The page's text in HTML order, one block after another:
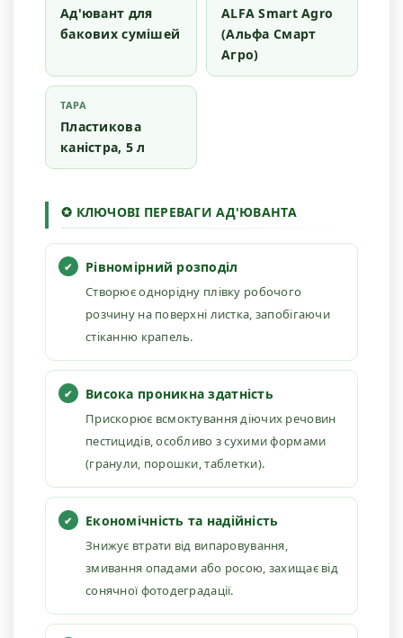
Ад'ювант для
бакових сумішей
ALFA Smart Agro
(Альфа Смарт
Агро)
ТАРА
Пластикова
каністра, 5 л
✪ КЛЮЧОВІ ПЕРЕВАГИ АД'ЮВАНТА
Рівномірний розподіл
Створює однорідну плівку робочого
розчину на поверхні листка, запобігаючи
стіканню крапель.
Висока проникна здатність
Прискорює всмоктування діючих речовин
пестицидів, особливо з сухими формами
(гранули, порошки, таблетки).
Економічність та надійність
Знижує втрати від випаровування,
змивання опадами або росою, захищає від
сонячної фотодеградації.